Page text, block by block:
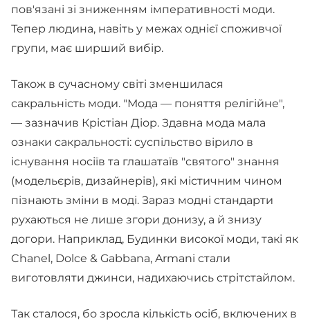
пов'язані зі зниженням імперативності моди.
Тепер людина, навіть у межах однієї споживчої
групи, має ширший вибір.
Також в сучасному світі зменшилася
сакральність моди. "Мода — поняття релігійне",
— зазначив Крістіан Діор. Здавна мода мала
ознаки сакральності: суспільство вірило в
існування носіїв та глашатаїв "святого" знання
(модельєрів, дизайнерів), які містичним чином
пізнають зміни в моді. Зараз модні стандарти
рухаються не лише згори донизу, а й знизу
догори. Наприклад, Будинки високої моди, такі як
Chanel, Dolce & Gabbana, Armani стали
виготовляти джинси, надихаючись стрітстайлом.
Так сталося, бо зросла кількість осіб, включених в